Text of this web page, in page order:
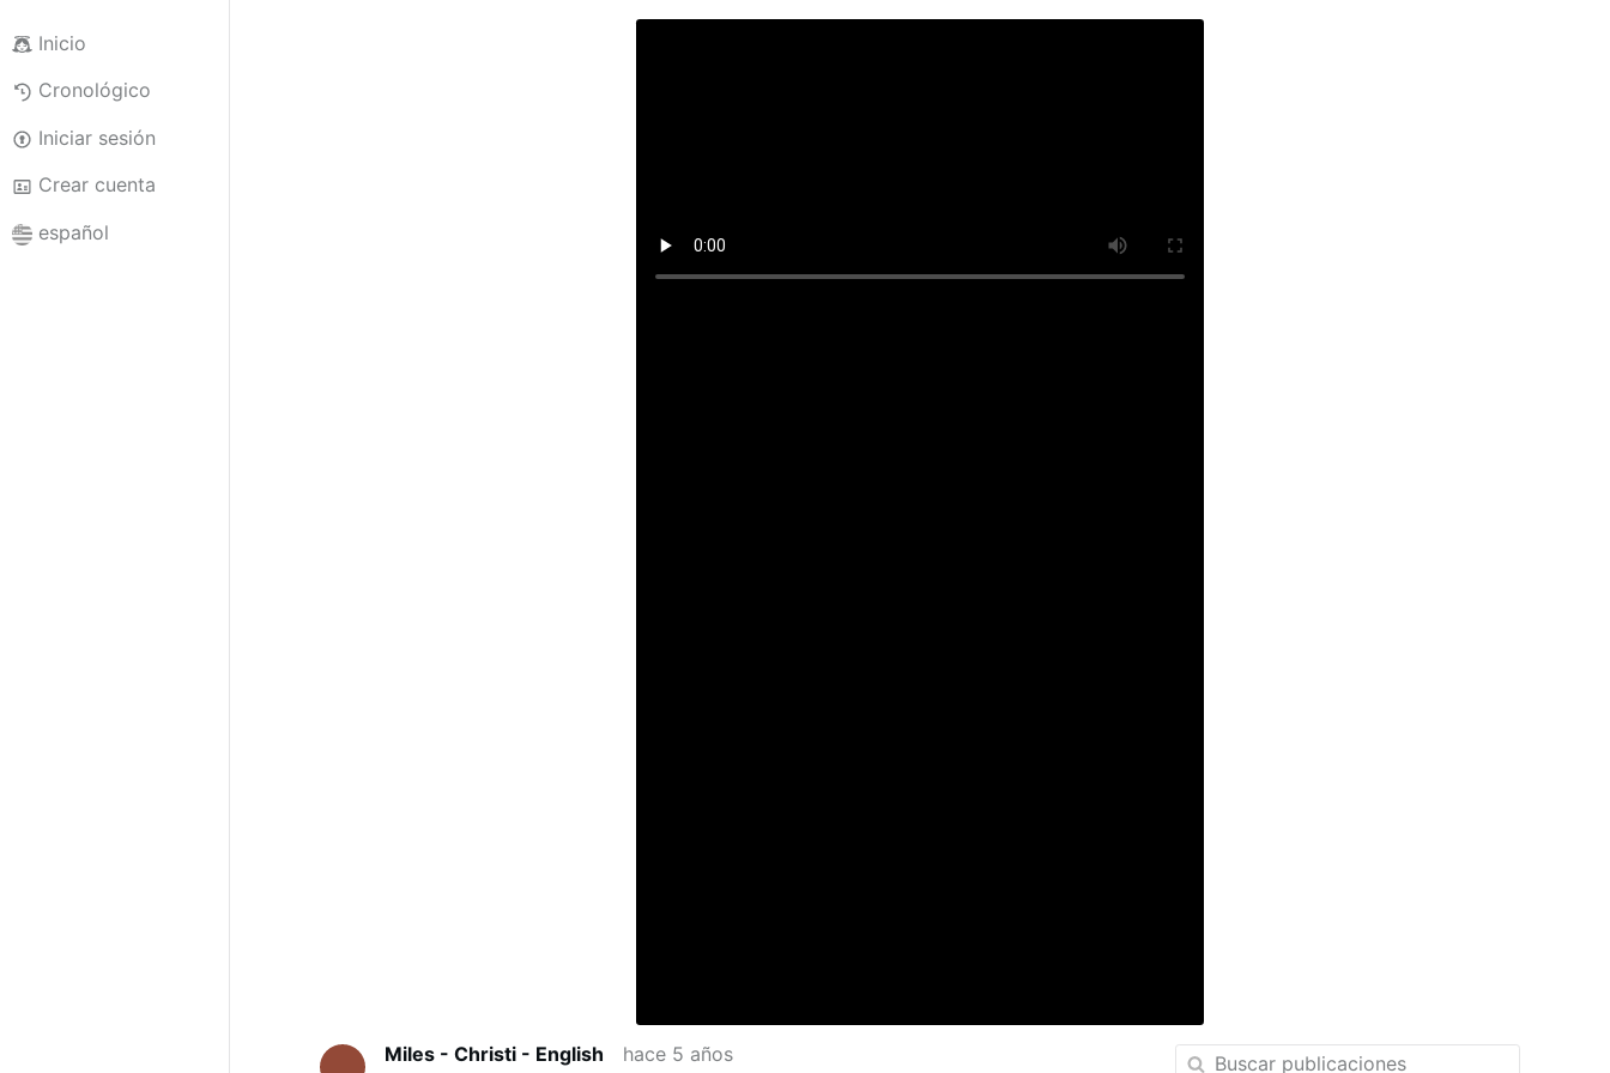
Inicio
Cronológico
Iniciar sesión
Crear cuenta
español
Miles - Christi - English
hace 5 años